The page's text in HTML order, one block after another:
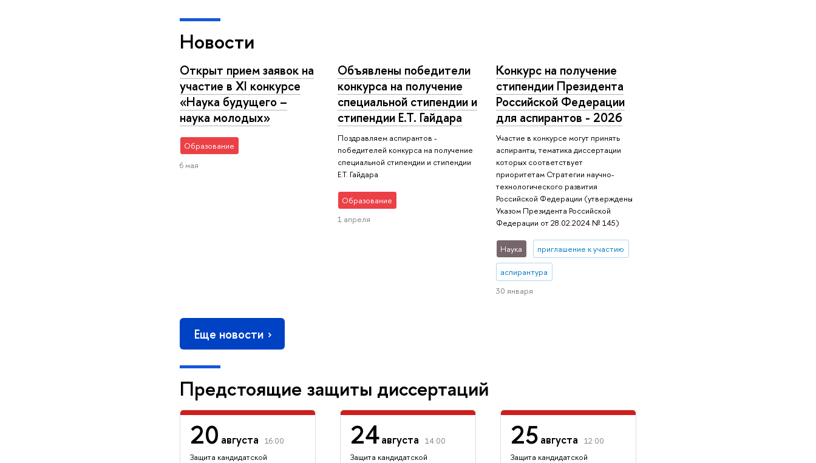
Новости
Открыт прием заявок на
участие в XI конкурсе
«Наука будущего –
наука молодых»
Образование
6 мая
Объявлены победители
конкурса на получение
специальной стипендии и
стипендии Е.Т. Гайдара
Поздравляем аспирантов -
победителей конкурса на получение
специальной стипендии и стипендии
Е.Т. Гайдара
Образование
1 апреля
Конкурс на получение
стипендии Президента
Российской Федерации
для аспирантов - 2026
Участие в конкурсе могут принять
аспиранты, тематика диссертации
которых соответствует
приоритетам Стратегии научно-
технологического развития
Российской Федерации (утверждены
Указом Президента Российской
Федерации от 28.02.2024 № 145)
Наука приглашение к участию
аспирантура
30 января
Еще новости
Предстоящие защиты диссертаций
20 августа
16:00
Защита кан­ди­дат­ской
24августа
14:00
Защита кандидатской
25 августа
12:00
Защита кандидатской